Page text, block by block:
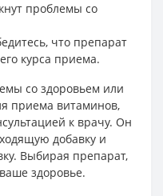
проблемы со
что препарат
курса приема.
со здоровьем или
приема витаминов,
к врачу. Он
добавку и
Выбирая препарат,
здоровье.